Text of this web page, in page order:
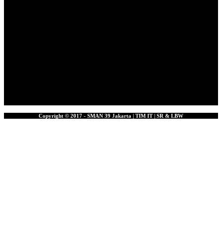
Copyright © 2017 - SMAN 39 Jakarta | TIM IT | SR & LBW